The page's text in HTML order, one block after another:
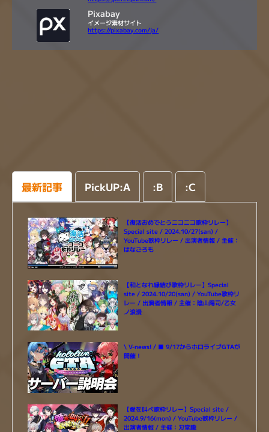
Pixabay
イメージ素材サイト
https://pixabay.com/ja/
最新記事 PickUP:A :B :C
【復活おめでとうニコニコ歌枠リレー】
Special site / 2024.10/27(san) /
YouTube歌枠リレー / 出演者情報 / 主催：
はなごろも
【和となれ縁結び歌枠リレー】Special
site / 2024.10/20(san) / YouTube歌枠リ
レー / 出演者情報 / 主催：陰山陽司/乙女
ノ浪漫
\ V-news! / ■ 9/17からホロライブGTAが
開催！
【愛を叫べ歌枠リレー】Special site /
2024.9/16(mon) / YouTube歌枠リレー /
出演者情報 / 主催：刃堂朧